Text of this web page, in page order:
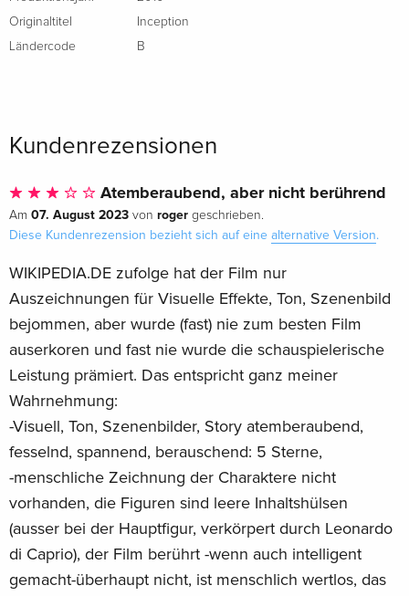
Originaltitel
Inception
Ländercode
B
Kundenrezensionen
Atemberaubend, aber nicht berührend
Am 07. August 2023 von roger geschrieben.
Diese Kundenrezension bezieht sich auf eine alternative Version.
WIKIPEDIA.DE zufolge hat der Film nur
Auszeichnungen für Visuelle Effekte, Ton, Szenenbild
bejommen, aber wurde (fast) nie zum besten Film
auserkoren und fast nie wurde die schauspielerische
Leistung prämiert. Das entspricht ganz meiner
Wahrnehmung:
-Visuell, Ton, Szenenbilder, Story atemberaubend,
fesselnd, spannend, berauschend: 5 Sterne,
-menschliche Zeichnung der Charaktere nicht
vorhanden, die Figuren sind leere Inhaltshülsen
(ausser bei der Hauptfigur, verkörpert durch Leonardo
di Caprio), der Film berührt -wenn auch intelligent
gemacht-überhaupt nicht, ist menschlich wertlos, das